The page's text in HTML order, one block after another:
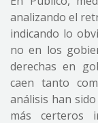
analizando el
indicando lo
no en los
derechas en
caen tanto
análisis han
más certeros